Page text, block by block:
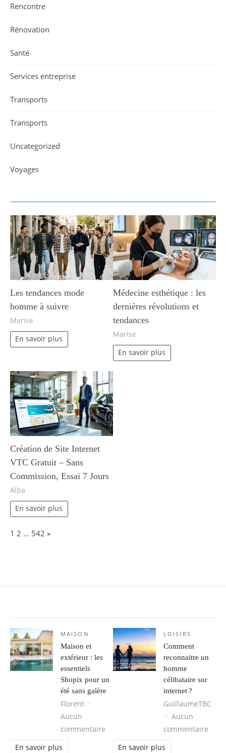
Rencontre
Rénovation
Santé
Services entreprise
Transports
Transports
Uncategorized
Voyages
Les tendances mode
homme à suivre
Marise
En savoir plus
Médecine esthétique : les
dernières révolutions et
tendances
Marise
En savoir plus
Création de Site Internet
VTC Gratuit – Sans
Commission, Essai 7 Jours
Alba
En savoir plus
Page:
1 2 … 542 Next
»
MAISON
Maison et
extérieur : les
essentiels
Shopix pour un
été sans galère
Florent
Aucun
commentaire sur Maison et extérieur : les
En savoir plus
LOISIRS
Comment
reconnaitre un
homme
célibataire sur
internet ?
GuillaumeTBC
Aucun
commentaire
En savoir plus